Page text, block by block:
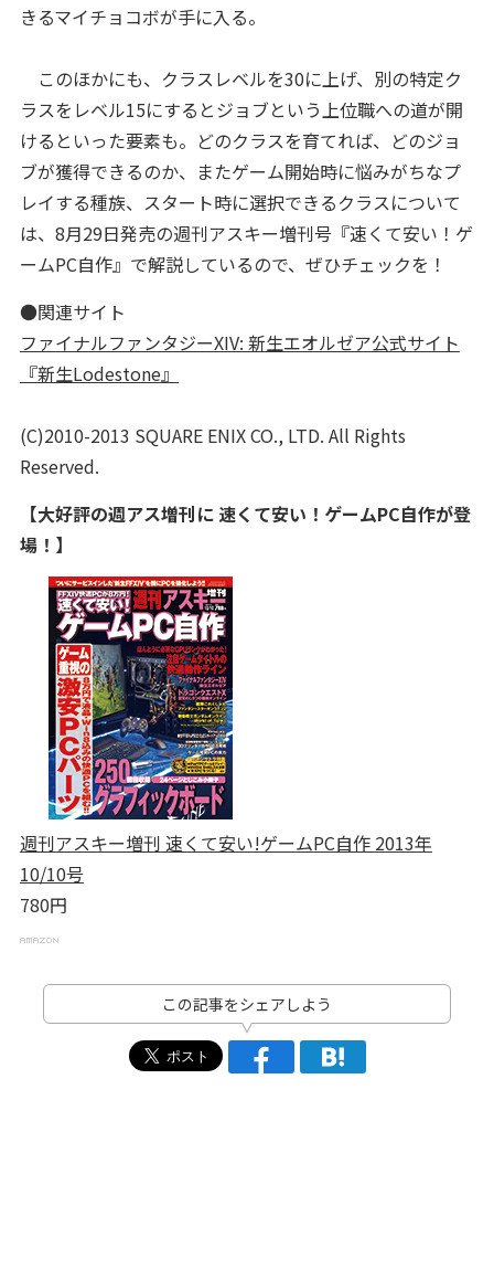
きるマイチョコボが手に入る。
このほかにも、クラスレベルを30に上げ、別の特定ク
ラスをレベル15にするとジョブという上位職への道が開
けるといった要素も。どのクラスを育てれば、どのジョ
ブが獲得できるのか、またゲーム開始時に悩みがちなプ
レイする種族、スタート時に選択できるクラスについて
は、8月29日発売の週刊アスキー増刊号『速くて安い！ゲ
ームPC自作』で解説しているので、ぜひチェックを！
●関連サイト
ファイナルファンタジーXIV: 新生エオルゼア公式サイト
『新生Lodestone』
(C)2010-2013 SQUARE ENIX CO., LTD. All Rights
Reserved.
【大好評の週アス増刊に 速くて安い！ゲームPC自作が登
場！】
週刊アスキー増刊 速くて安い!ゲームPC自作 2013年
10/10号
780円
この記事をシェアしよう